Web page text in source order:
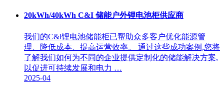
20kWh/40kWh C&I 储能户外锂电池柜供应商
我们的C&l锂电池储能柜已帮助众多客户优化能源管
理、降低成本、提高运营效率。 通过这些成功案例,您将
了解我们如何为不同的企业提供定制化的储能解决方案,
以促进可持续发展和电力 …
2025-04